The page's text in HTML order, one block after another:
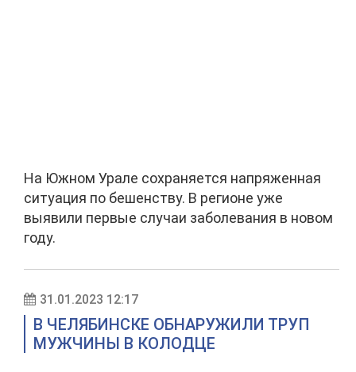
На Южном Урале сохраняется напряженная
ситуация по бешенству. В регионе уже
выявили первые случаи заболевания в новом
году.
31.01.2023 12:17
В ЧЕЛЯБИНСКЕ ОБНАРУЖИЛИ ТРУП
МУЖЧИНЫ В КОЛОДЦЕ